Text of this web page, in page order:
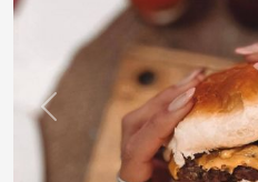
Previous